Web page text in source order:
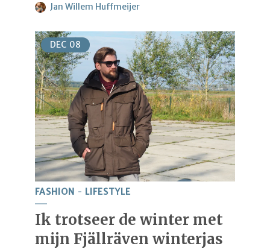
Jan Willem Huffmeijer
DEC 08
FASHION LIFESTYLE
Ik trotseer de winter met
mijn Fjällräven winterjas